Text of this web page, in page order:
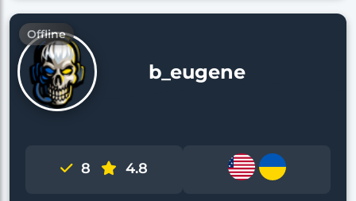
Offline
b_eugene
8 4.8